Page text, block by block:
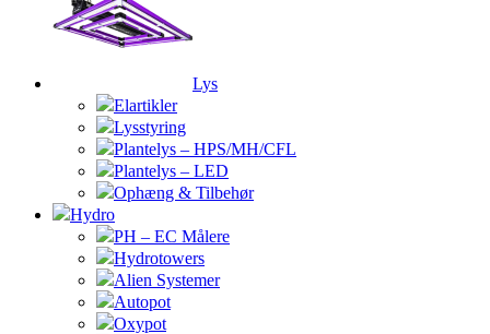
Lys
Elartikler
Lysstyring
Plantelys – HPS/MH/CFL
Plantelys – LED
Ophæng & Tilbehør
Hydro
PH – EC Målere
Hydrotowers
Alien Systemer
Autopot
Oxypot